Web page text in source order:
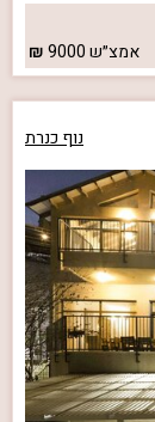
אמצ״ש9000
נוף כנרת